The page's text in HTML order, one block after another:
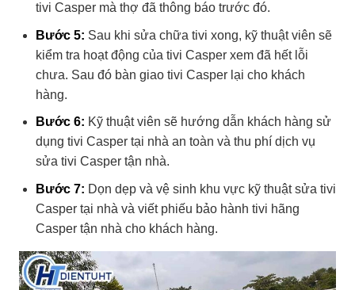
tivi Casper mà thợ đã thông báo trước đó.
Bước 5: Sau khi sửa chữa tivi xong, kỹ thuật viên sẽ
kiểm tra hoạt động của tivi Casper xem đã hết lỗi
chưa. Sau đó bàn giao tivi Casper lại cho khách
hàng.
Bước 6: Kỹ thuật viên sẽ hướng dẫn khách hàng sử
dụng tivi Casper tại nhà an toàn và thu phí dịch vụ
sửa tivi Casper tận nhà.
Bước 7: Dọn dẹp và vệ sinh khu vực kỹ thuậtsửa tivi
Casper tại nhà và viết phiếu bảo hành tivi hãng
Casper tận nhà cho khách hàng.